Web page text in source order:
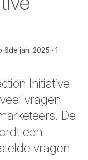
6de jan. 2025
1
Initiative
vragen
De
een
vragen